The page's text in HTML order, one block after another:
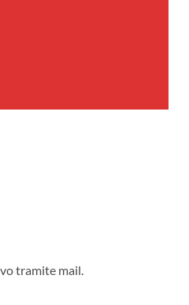
tramite mail.